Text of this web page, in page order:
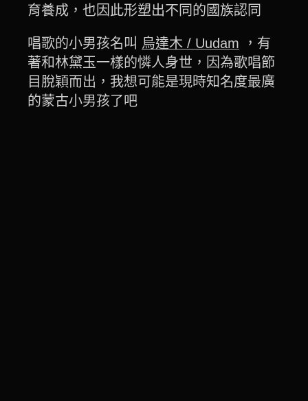
育養成，也因此形塑出不同的國族認同
唱歌的小男孩名叫 烏達木 / Uudam ，有
著和林黛玉一樣的憐人身世，因為歌唱節
目脫穎而出，我想可能是現時知名度最廣
的蒙古小男孩了吧